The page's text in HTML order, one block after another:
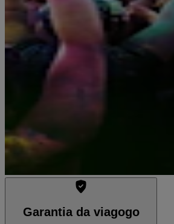
Garantia da viagogo